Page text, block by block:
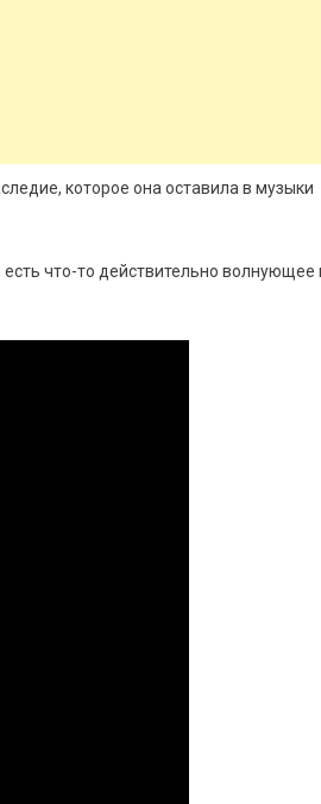
которое она оставила в музыки
что-то действительно волнующее